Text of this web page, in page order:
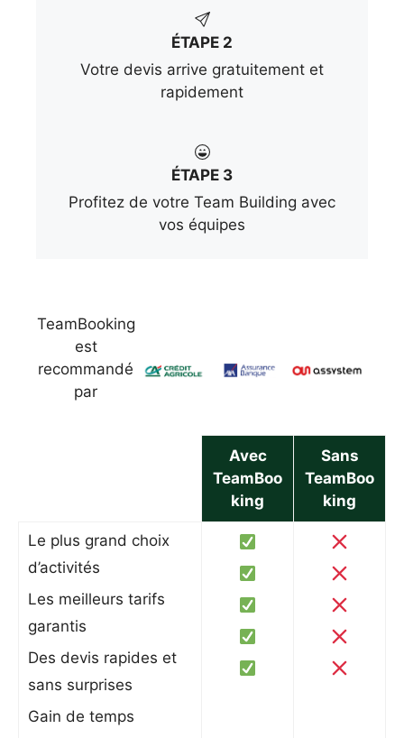
ÉTAPE 2
Votre devis arrive gratuitement et
rapidement
ÉTAPE 3
Profitez de votre Team Building avec
vos équipes
TeamBooking
est
recommandé
par
Avec
TeamBoo
king
Sans
TeamBoo
king
Le plus grand choix
d’activités
Les meilleurs tarifs
garantis
Des devis rapides et
sans surprises
Gain de temps